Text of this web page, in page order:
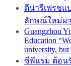
ดีน่ารีเฟรชแ
ลักษณ์ใหม่ผ่า
Guangzhou
Education
university, but
ซีพีแรม ต้อน